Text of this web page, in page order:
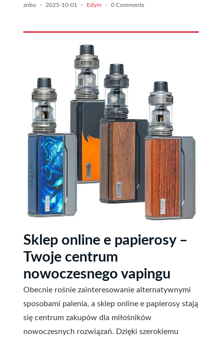
znbo · 2025-10-01 · Edym · 0 Comments
Sklep online e papierosy –
Twoje centrum
nowoczesnego vapingu
Obecnie rośnie zainteresowanie alternatywnymi
sposobami palenia, a sklep online e papierosy stają
się centrum zakupów dla miłośników
nowoczesnych rozwiązań. Dzięki szerokiemu